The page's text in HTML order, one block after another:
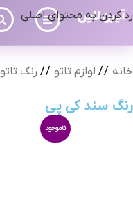
رد کردن به محتوای اصلی
خانه / لوازم تاتو / رنگ تاتو
رنگ سند کی پی
ناموجود